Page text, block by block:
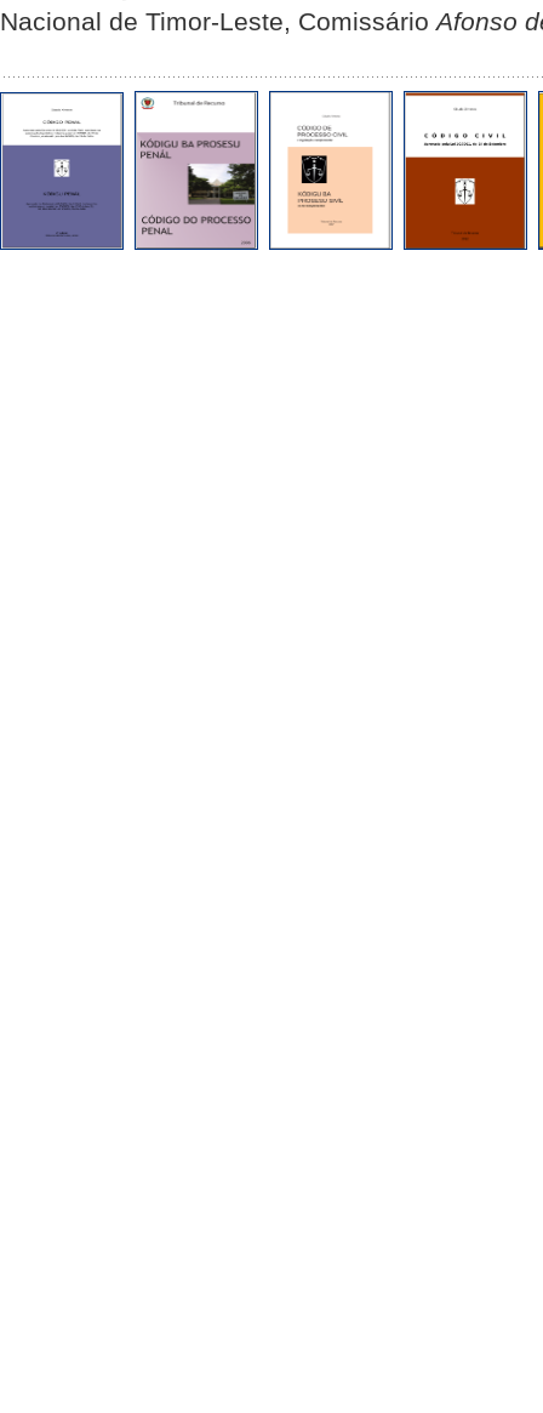
Nacional de Timor-Leste, ComissárioAfonso